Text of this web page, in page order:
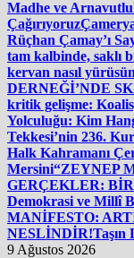
Madhe ve
Çağırıyoruz
Rüçhan Çamay’ı
tam kalbinde, saklı
kervan nasıl
DERNEĞİ’NDE
kritik gelişme:
Yolculuğu: Kim
Tekkesi’nin 236.
Halk Kahramanı
Mersini“ZEYNEP
GERÇEKLER:
Demokrasi ve Millî
MANİFESTO:
NESLİNDİR!
9 Ağustos 2026